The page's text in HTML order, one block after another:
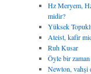
Hz Meryem,
midir?
Yüksek
Ateist, kafir
Ruh Kusar
Öyle bir
Newton, vahşi